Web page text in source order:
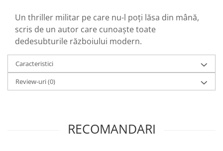
Un thriller militar pe care nu-l poți lăsa din mână,
scris de un autor care cunoaște toate
dedesubturile războiului modern.
Caracteristici
Review-uri(0)
RECOMANDARI